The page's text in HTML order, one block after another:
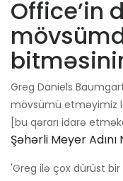
Office’in
Greg Daniels
mövsümü etməyimiz
[bu qərarı idarə
Şəhərli Meyer Adını
'Greg ilə çox dürüst